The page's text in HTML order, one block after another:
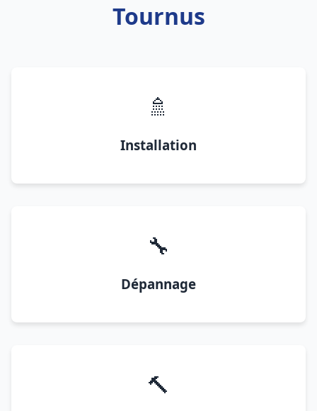
Tournus
🚿
Installation
🔧
Dépannage
🔨